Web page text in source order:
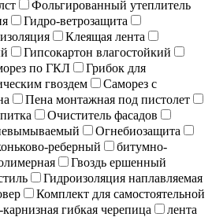
Фольгированный утеплитель
Гидро-ветрозащита
Клеящая лента
Гипсокартон влагостойкий
по ГКЛ
Грибок для
гвоздем
Саморез с
Пена монтажная под пистолет
Очиститель фасадов
Огнебиозащита
реберный
битумно-
Гвоздь ершенный
Гидроизоляция наплавляемая
Комплект для самостоятельной
гибкая черепица
лента